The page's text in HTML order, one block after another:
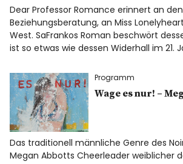
Merch
News
InstagramFacebook
Twitter
Dear Professor Romance erinnert an
Beziehungsberatung, an Miss
West. SaFrankos Roman beschwört
ist so etwas wie dessen Widerhall im 21.
Programm
Wage es nur! –
Das traditionell männliche Genre des
Megan Abbotts Cheerleader weiblicher